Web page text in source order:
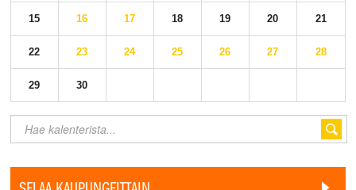
15 16 17 18 19 20 21
22 23 24 25 26 27 28
29 30